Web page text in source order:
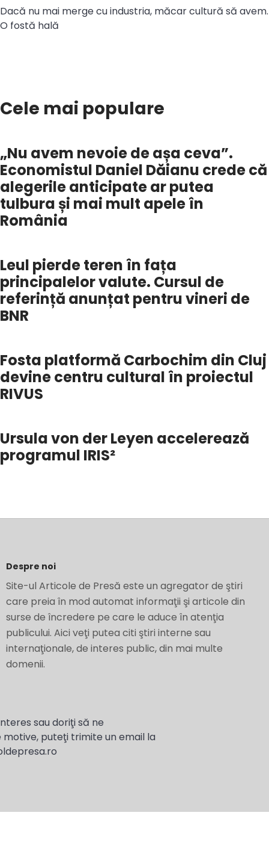
Dacă nu mai merge cu industria, măcar cultură să avem.
O fostă hală
Cele mai populare
„Nu avem nevoie de așa ceva”.
Economistul Daniel Dăianu crede că
alegerile anticipate ar putea
tulbura și mai mult apele în
România
Leul pierde teren în fața
principalelor valute. Cursul de
referință anunțat pentru vineri de
BNR
Fosta platformă Carbochim din Cluj
devine centru cultural în proiectul
RIVUS
Ursula von der Leyen accelerează
programul IRIS²
Despre noi
Site-ul Articole de Presă este un agregator de ştiri
care preia în mod automat informaţii şi articole din
surse de încredere pe care le aduce în atenţia
publicului. Aici veţi putea citi ştiri interne sau
internaţionale, de interes public, din mai multe
domenii.
sau doriţi să ne
puteţi trimite un email la